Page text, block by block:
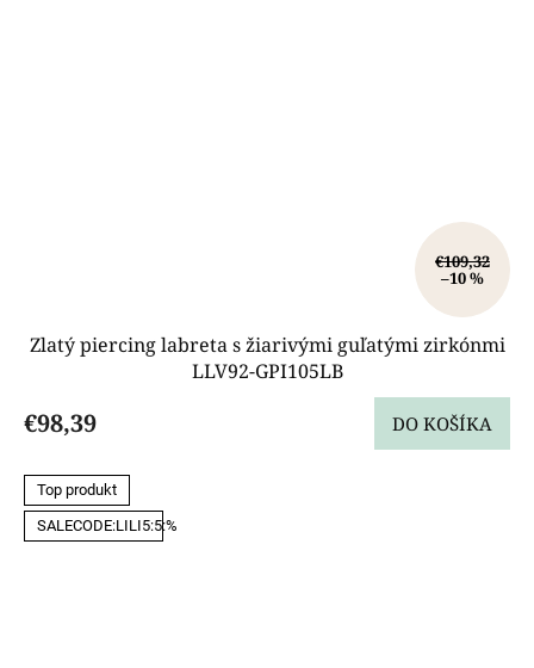
€109,32
–10 %
Zlatý piercing labreta s žiarivými guľatými zirkónmi
LLV92-GPI105LB
€98,39 DO KOŠÍKA
Top produkt
SALECODE:LILI5:5:%